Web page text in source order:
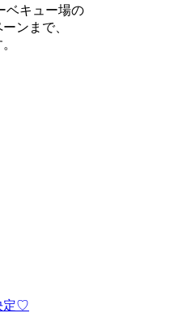
ベキュー場の
ンまで、
定♡